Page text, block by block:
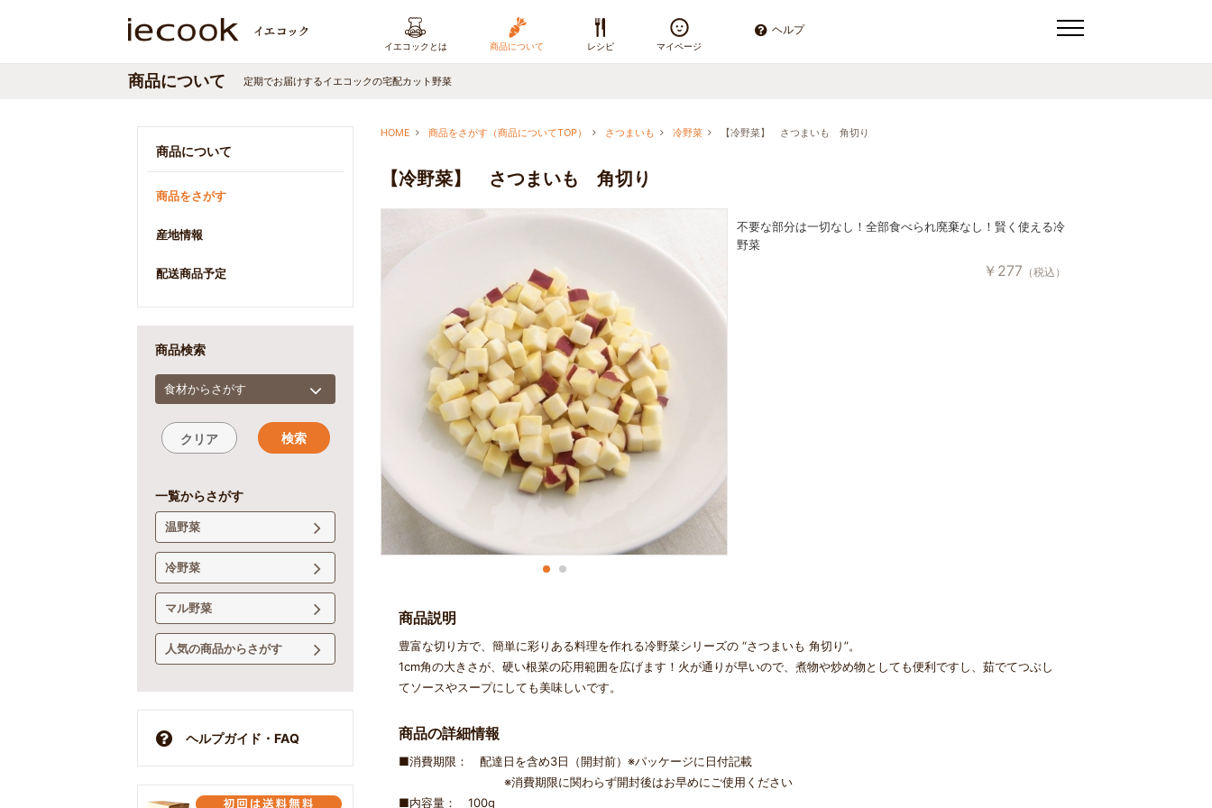
ヘルプ
イエコックとは 商品について レシピ マイページ
定期でお届けするイエコックの宅配カット野菜
商品について
HOME 商品をさがす（商品についてTOP） さつまいも 冷野菜 【冷野菜】 さつまいも 角切り
【冷野菜】 さつまいも 角切り
不要な部分は一切なし！全部食べられ廃棄なし！賢く使える冷
野菜
￥ 277 （税込）
商品説明
豊富な切り方で、簡単に彩りある料理を作れる冷野菜シリーズの “さつまいも 角切り”。
1cm角の大きさが、硬い根菜の応用範囲を広げます！火が通りが早いので、煮物や炒め物としても便利ですし、茹でてつぶし
てソースやスープにしても美味しいです。
商品の詳細情報
■消費期限： 配達日を含め3日（開封前）※パッケージに日付記載
※消費期限に関わらず開封後はお早めにご使用ください
■内容量： 100g
商品について
商品をさがす
産地情報
配送商品予定
商品検索
食材からさがす
クリア 検索
一覧からさがす
温野菜
冷野菜
マル野菜
人気の商品からさがす
ヘルプガイド・FAQ